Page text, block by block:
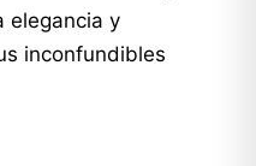
elegancia y
inconfundibles